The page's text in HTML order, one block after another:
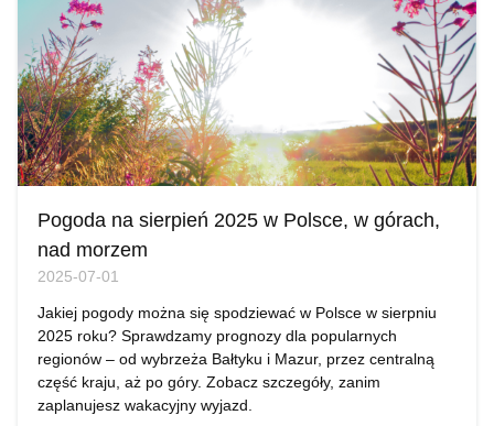
Pogoda na sierpień 2025 w Polsce, w górach,
nad morzem
2025-07-01
Jakiej pogody można się spodziewać w Polsce w sierpniu
2025 roku? Sprawdzamy prognozy dla popularnych
regionów – od wybrzeża Bałtyku i Mazur, przez centralną
część kraju, aż po góry. Zobacz szczegóły, zanim
zaplanujesz wakacyjny wyjazd.